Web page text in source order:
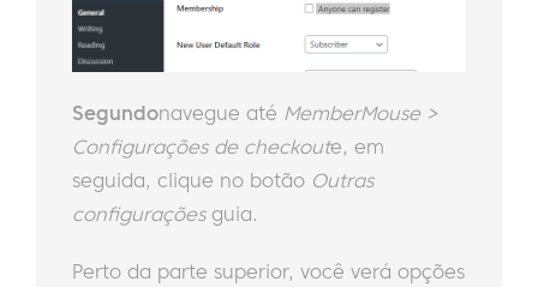
Segundonavegue até MemberMouse >
Configurações de checkoute, em
seguida, clique no botão Outras
configuraçõesguia.
Perto da parte superior, você verá opções